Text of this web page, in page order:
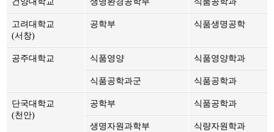
고려대학교
(서창)
공학부 식품생명공학
공주대학교 식품영양 식품영양학과
식품공학과군 식품공학과
단국대학교
(천안)
공학부 식품공학과
생명자원과학부 식량자원학과